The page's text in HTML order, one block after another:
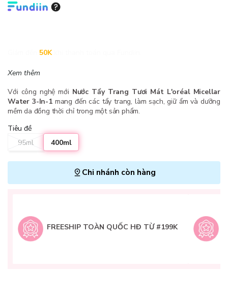
50K
Xem thêm
Với công nghệ mới Nước Tẩy Trang Tươi Mát L'oréal Micellar
Water 3-In-1mang đến các tẩy trang, làm sạch, giữ ẩm và dưỡng
mềm da đồng thời chỉ trong một sản phẩm.
Tiêu đề
95ml
400ml
Chi nhánh còn hàng
FREESHIP TOÀN QUỐC HĐ TỪ #199K